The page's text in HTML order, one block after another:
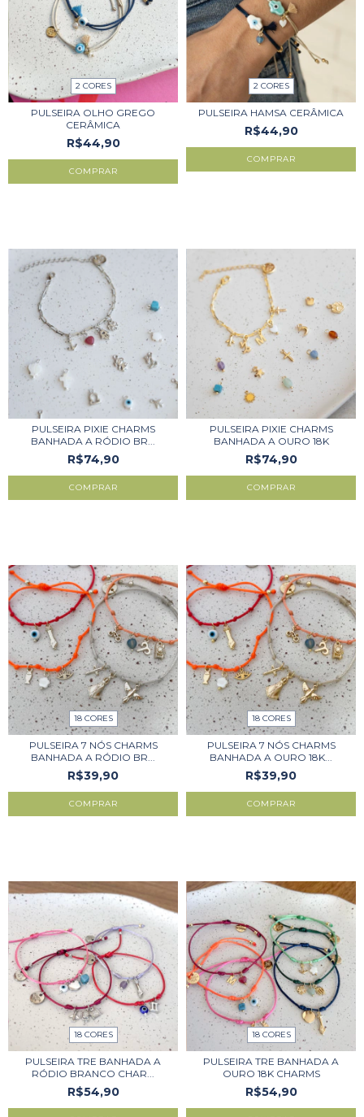
2 CORES
PULSEIRA OLHO GREGO
CERÂMICA
R$44,90
COMPRAR
2 CORES
PULSEIRA HAMSA CERÂMICA
R$44,90
COMPRAR
PULSEIRA PIXIE CHARMS
BANHADA A RÓDIO BR...
R$74,90
COMPRAR
PULSEIRA PIXIE CHARMS
BANHADA A OURO 18K
R$74,90
COMPRAR
18 CORES
PULSEIRA 7 NÓS CHARMS
BANHADA A RÓDIO BR...
R$39,90
COMPRAR
18 CORES
PULSEIRA 7 NÓS CHARMS
BANHADA A OURO 18K...
R$39,90
COMPRAR
18 CORES
PULSEIRA TRE BANHADA A
RÓDIO BRANCO CHAR...
R$54,90
18 CORES
PULSEIRA TRE BANHADA A
OURO 18K CHARMS
R$54,90